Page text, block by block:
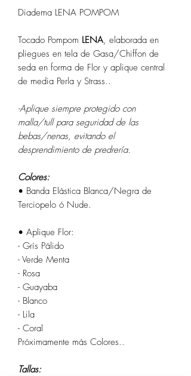
Diadema LENA POMPOM
Tocado Pompom LENA, elaborada en
pliegues en tela de Gasa/Chiffon de
seda en forma de Flor y aplique central
de media Perla y Strass..
-Aplique siempre protegido con
malla/tull para seguridad de las
bebas/nenas, evitando el
desprendimiento de predrería.
Colores:
• Banda Elástica Blanca/Negra de
Terciopelo ó Nude.
• Aplique Flor:
- Grís Pálido
- Verde Menta
- Rosa
- Guayaba
- Blanco
- Lila
- Coral
Próximamente más Colores..
Tallas: